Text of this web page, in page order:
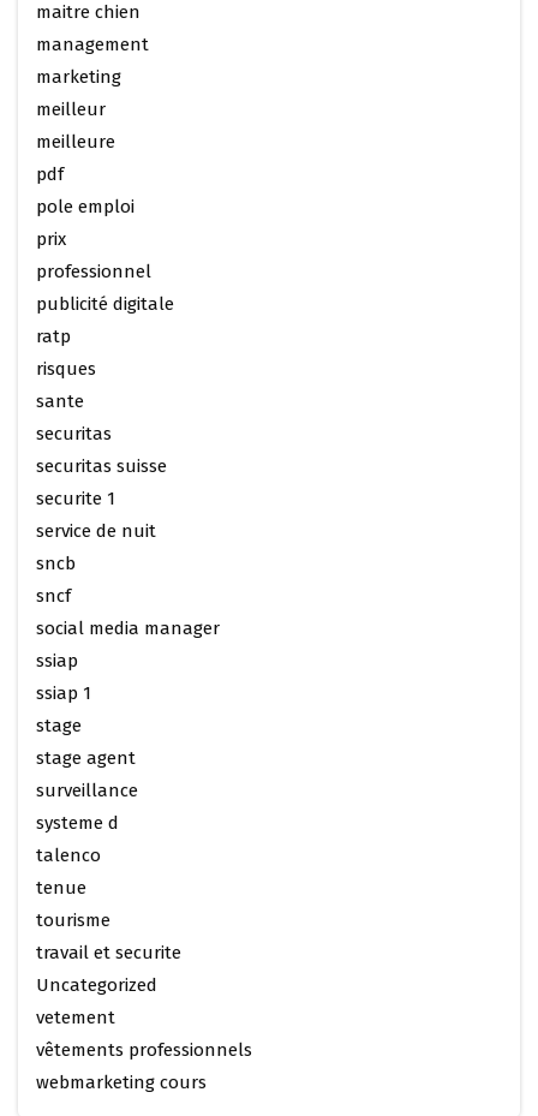
maitre chien
management
marketing
meilleur
meilleure
pdf
pole emploi
prix
professionnel
publicité digitale
ratp
risques
sante
securitas
securitas suisse
securite 1
service de nuit
sncb
sncf
social media manager
ssiap
ssiap 1
stage
stage agent
surveillance
systeme d
talenco
tenue
tourisme
travail et securite
Uncategorized
vetement
vêtements professionnels
webmarketing cours